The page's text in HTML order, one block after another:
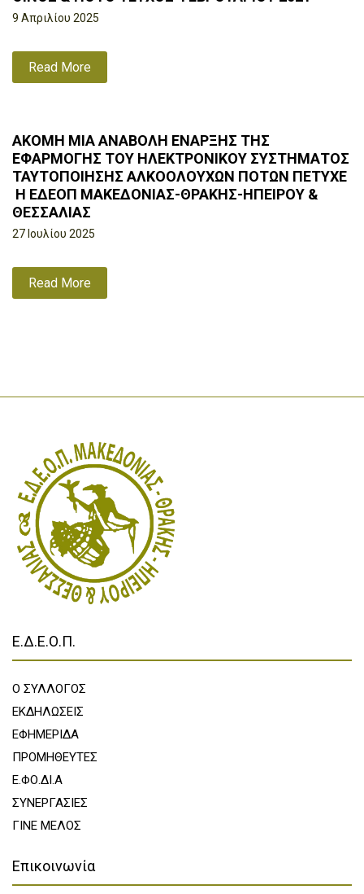
9 Απριλίου 2025
Read More
ΑΚΟΜΗ ΜΙΑ ΑΝΑΒΟΛΗ ΕΝΑΡΞΗΣ ΤΗΣ
ΕΦΑΡΜΟΓΗΣ ΤΟΥ ΗΛΕΚΤΡΟΝΙΚΟΥ ΣΥΣΤΗΜΑΤΟΣ
ΤΑΥΤΟΠΟΙΗΣΗΣ ΑΛΚΟΟΛΟΥΧΩΝ ΠΟΤΩΝ ΠΕΤΥΧΕ
Η ΕΔΕΟΠ ΜΑΚΕΔΟΝΙΑΣ-ΘΡΑΚΗΣ-ΗΠΕΙΡΟΥ &
ΘΕΣΣΑΛΙΑΣ
27 Ιουλίου 2025
Read More
Ε.Δ.Ε.Ο.Π.
Ο ΣΥΛΛΟΓΟΣ
ΕΚΔΗΛΩΣΕΙΣ
ΕΦΗΜΕΡΙΔΑ
ΠΡΟΜΗΘΕΥΤΕΣ
Ε.ΦΟ.ΔΙ.Α
ΣΥΝΕΡΓΑΣΙΕΣ
ΓΙΝΕ ΜΕΛΟΣ
Επικοινωνία